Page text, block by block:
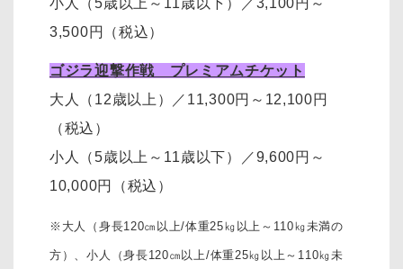
3,500円
（税込）
ゴジラ迎撃作戦 プレミアムチケット
大人（12歳以上）
／11,300円～12,100円
（税込）
小人（5歳以上～11歳以下）
／9,600円～
10,000円
（税込）
※大人（身長120㎝以上/体重25㎏以上～110㎏未満の
方）、小人（身長120㎝以上/体重25㎏以上～110㎏未